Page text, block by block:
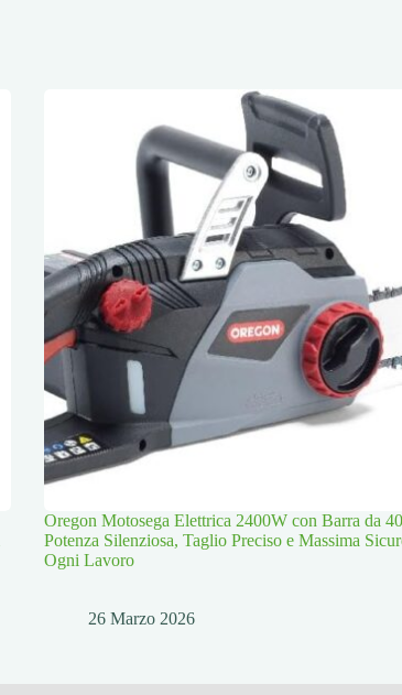
Oregon Motosega Elettrica 2400W con Barra da
Potenza Silenziosa, Taglio Preciso e Massima
Ogni Lavoro
26 Marzo 2026